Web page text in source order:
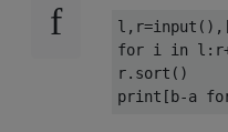
l , r=input
for i in l : r
r. sort ()
print [ b-a